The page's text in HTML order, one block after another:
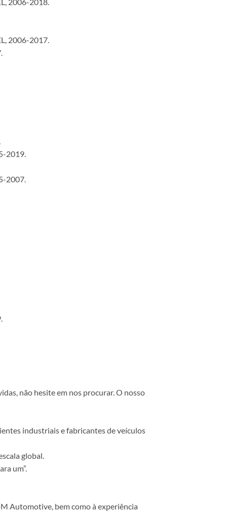
2006-2018.
2006-2017.
2019.
2007.
não hesite em nos procurar. O nosso
industriais e fabricantes de veículos
global.
um”.
Automotive, bem como à experiência